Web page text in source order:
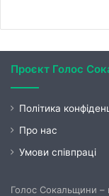
Проєкт Голос
Політика
Про нас
Умови співпраці
Голос Сокальщини –